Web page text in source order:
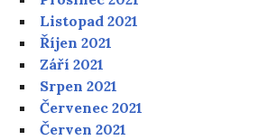
Listopad 2021
Říjen 2021
Září 2021
Srpen 2021
Červenec 2021
Červen 2021